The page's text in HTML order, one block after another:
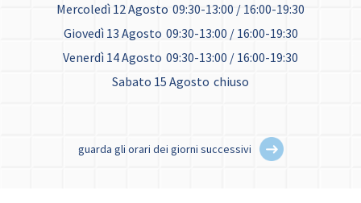
Mercoledì 12 Agosto 09:30-13:00 / 16:00-19:30
Giovedì 13 Agosto 09:30-13:00 / 16:00-19:30
Venerdì 14 Agosto 09:30-13:00 / 16:00-19:30
Sabato 15 Agosto chiuso
guarda gli orari dei giorni successivi